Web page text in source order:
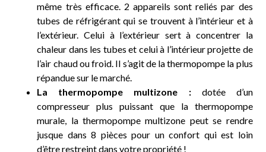
même très efficace. 2 appareils sont reliés par des
tubes de réfrigérant qui se trouvent à l’intérieur et à
l’extérieur. Celui à l’extérieur sert à concentrer la
chaleur dans les tubes et celui à l’intérieur projette de
l’air chaud ou froid. Il s’agit de la thermopompe la plus
répandue sur le marché.
La thermopompe multizone : dotée d’un
compresseur plus puissant que la thermopompe
murale, la thermopompe multizone peut se rendre
jusque dans 8 pièces pour un confort qui est loin
d’être restreint dans votre propriété !